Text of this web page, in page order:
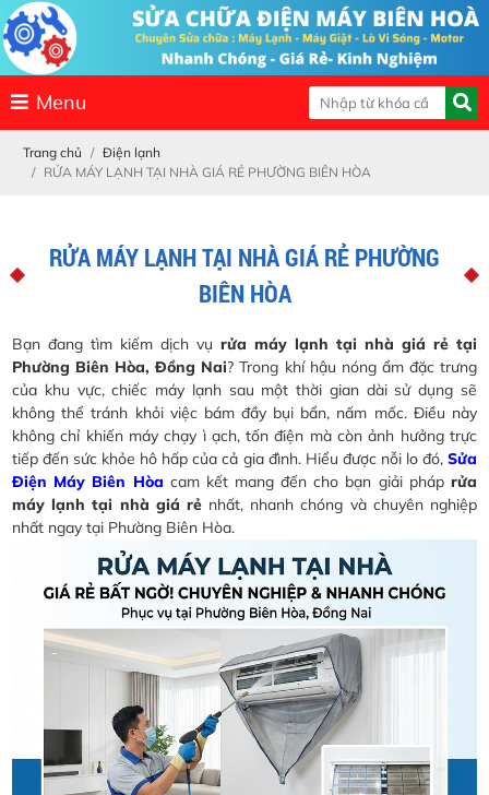
Menu
Trang chủ
Điện lạnh
RỬA MÁY LẠNH TẠI NHÀ GIÁ RẺ PHƯỜNG BIÊN HÒA
RỬA MÁY LẠNH TẠI NHÀ GIÁ RẺ PHƯỜNG
BIÊN HÒA
Bạn đang tìm kiếm dịch vụrửa máy lạnh tại nhà giá rẻ tại
Phường Biên Hòa, Đồng Nai? Trong khí hậu nóng ẩm đặc trưng
của khu vực, chiếc máy lạnh sau một thời gian dài sử dụng sẽ
không thể tránh khỏi việc bám đầy bụi bẩn, nấm mốc. Điều này
không chỉ khiến máy chạy ì ạch, tốn điện mà còn ảnh hưởng trực
tiếp đến sức khỏe hô hấp của cả gia đình. Hiểu được nỗi lo đó, Sửa
Điện Máy Biên Hòa cam kết mang đến cho bạn giải pháp rửa
máy lạnh tại nhà giá rẻnhất, nhanh chóng và chuyên nghiệp
nhất ngay tại Phường Biên Hòa.